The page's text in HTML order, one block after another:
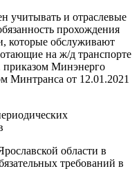
учитывать и отраслевые
прохождения
которые обслуживают
на ж/д транспорте
приказом Минэнерго
Минтранса от 12.01.2021
области в
требований в